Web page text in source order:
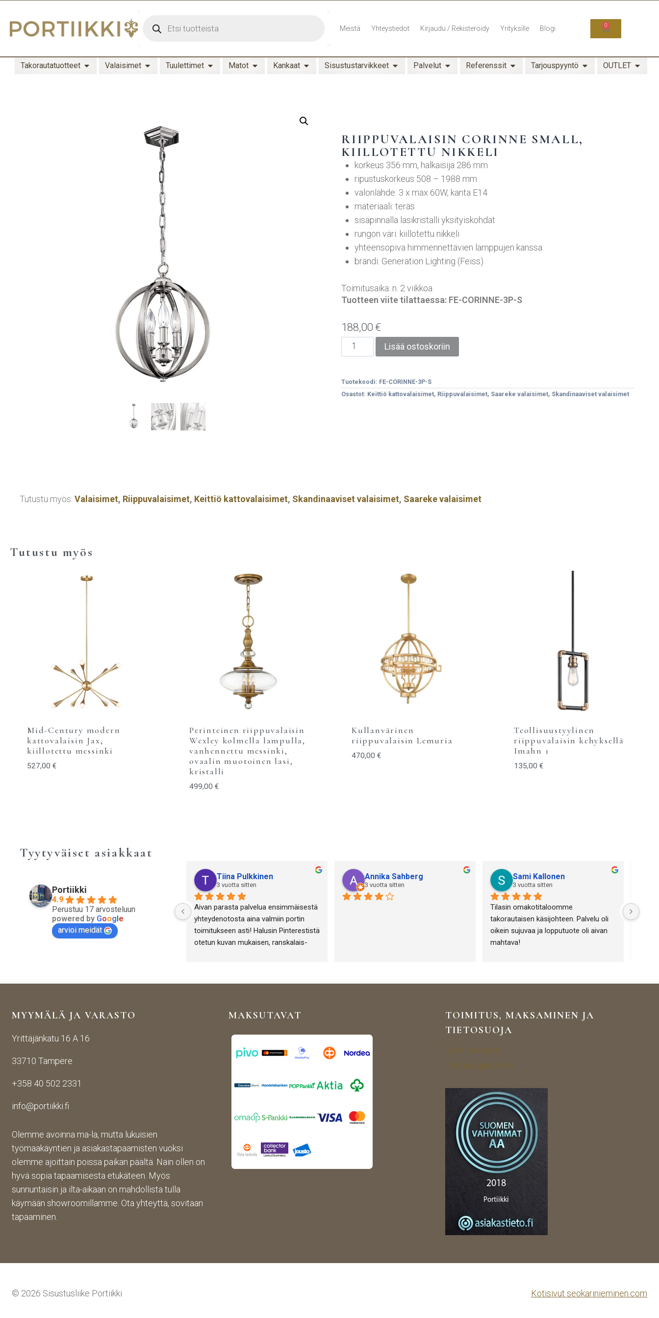
Meistä Yhteystiedot Kirjaudu / Rekisteröidy Yrityksille Blogi 0
Takorautatuotteet Valaisimet Tuulettimet Matot Kankaat Sisustustarvikkeet Palvelut Referenssit Tarjouspyyntö OUTLET
RIIPPUVALAISIN CORINNE SMALL,
KIILLOTETTU NIKKELI
korkeus 356 mm, halkaisija 286 mm
ripustuskorkeus 508 – 1988 mm
valonlähde: 3 x max 60W, kanta E14
materiaali: teräs
sisäpinnalla lasikristalli yksityiskohdat
rungon väri: kiillotettu nikkeli
yhteensopiva himmennettävien lamppujen kanssa
brändi: Generation Lighting (Feiss)
Toimitusaika: n. 2 viikkoa
Tuotteen viite tilattaessa: FE-CORINNE-3P-S
188,00€
Lisää ostoskoriin
Tuotekoodi: FE-CORINNE-3P-S
Osastot: Keittiö kattovalaisimet, Riippuvalaisimet, Saareke valaisimet, Skandinaaviset valaisimet
Tutustu myös: Valaisimet, Riippuvalaisimet, Keittiö kattovalaisimet, Skandinaaviset valaisimet, Saareke valaisimet
Tutustu myös
Mid-Century modern
kattovalaisin Jax,
kiillotettu messinki
527,00 €
Perinteinen riippuvalaisin
Wexley kolmella lampulla,
vanhennettu messinki,
ovaalin muotoinen lasi,
kristalli
499,00 €
Kullanvärinen
riippuvalaisin Lemuria
470,00 €
Teollisuustyylinen
riippuvalaisin kehyksellä
Imahn 1
135,00 €
Tyytyväiset asiakkaat
Portiikki
4.9
Perustuu 17 arvosteluun
powered by Google
arvioi meidät
Tiina Pulkkinen
3 vuotta sitten
Aivan parasta palvelua ensimmäisestä
yhteydenotosta aina valmiin portin
toimitukseen asti! Halusin Pinterestistä
otetun kuvan mukaisen, ranskalais-
Annika Sahberg
3 vuotta sitten
Sami Kallonen
3 vuotta sitten
Tilasin omakotitaloomme
takorautaisen käsijohteen. Palvelu oli
oikein sujuvaa ja lopputuote oli aivan
mahtava!
Olen
MYYMÄLÄ JA VARASTO
Yrittäjänkatu 16 A 16
33710 Tampere
+358 40 502 2331
info@portiikki.fi
Olemme avoinna ma-la, mutta lukuisien
työmaakäyntien ja asiakastapaamisten vuoksi
olemme ajoittain poissa paikan päältä. Näin ollen on
hyvä sopia tapaamisesta etukäteen. Myös
sunnuntaisin ja ilta-aikaan on mahdollista tulla
käymään showroomillamme. Ota yhteyttä, sovitaan
tapaaminen.
MAKSUTAVAT
TOIMITUS, MAKSAMINEN JA
TIETOSUOJA
Toimitusehdot
Tietosuojaseloste
© 2026 Sisustusliike Portiikki Kotisivut seokarinieminen.com